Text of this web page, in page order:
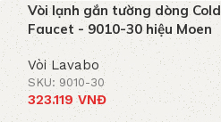
Vòi lạnh gắn tường dòng Cold
Faucet - 9010-30 hiệu Moen
Vòi Lavabo
SKU: 9010-30
323.119VNĐ